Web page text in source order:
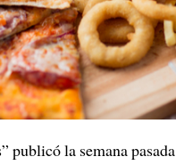
publicó la semana pasada